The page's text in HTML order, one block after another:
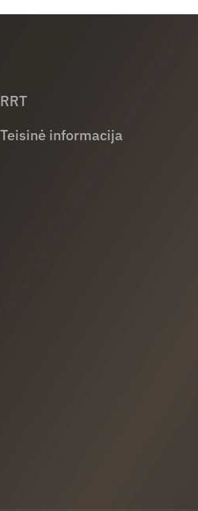
RRT
Teisinė informacija